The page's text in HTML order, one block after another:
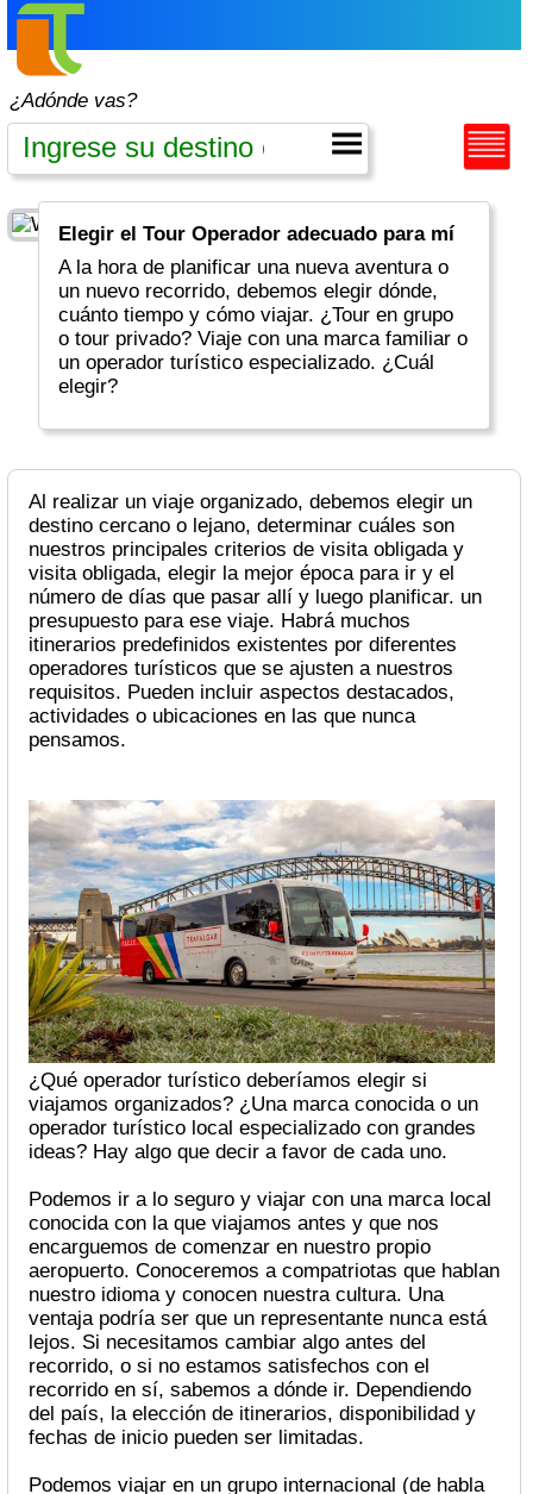
¿Adónde vas?
Elegir el Tour Operador adecuado para mí
A la hora de planificar una nueva aventura o
un nuevo recorrido, debemos elegir dónde,
cuánto tiempo y cómo viajar. ¿Tour en grupo
o tour privado? Viaje con una marca familiar o
un operador turístico especializado. ¿Cuál
elegir?
Al realizar un viaje organizado, debemos elegir un
destino cercano o lejano, determinar cuáles son
nuestros principales criterios de visita obligada y
visita obligada, elegir la mejor época para ir y el
número de días que pasar allí y luego planificar. un
presupuesto para ese viaje. Habrá muchos
itinerarios predefinidos existentes por diferentes
operadores turísticos que se ajusten a nuestros
requisitos. Pueden incluir aspectos destacados,
actividades o ubicaciones en las que nunca
pensamos.
¿Qué operador turístico deberíamos elegir si
viajamos organizados? ¿Una marca conocida o un
operador turístico local especializado con grandes
ideas? Hay algo que decir a favor de cada uno.
Podemos ir a lo seguro y viajar con una marca local
conocida con la que viajamos antes y que nos
encarguemos de comenzar en nuestro propio
aeropuerto. Conoceremos a compatriotas que hablan
nuestro idioma y conocen nuestra cultura. Una
ventaja podría ser que un representante nunca está
lejos. Si necesitamos cambiar algo antes del
recorrido, o si no estamos satisfechos con el
recorrido en sí, sabemos a dónde ir. Dependiendo
del país, la elección de itinerarios, disponibilidad y
fechas de inicio pueden ser limitadas.
Podemos viajar en un grupo internacional (de habla